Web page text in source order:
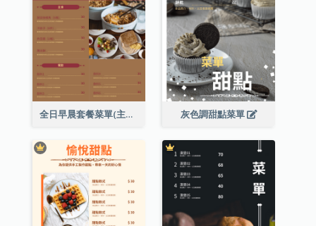
全日早晨套餐菜單(主食及餐飲) 灰色調甜點菜單